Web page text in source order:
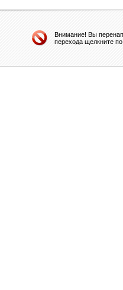
Внимание! Вы
перехода щелкните